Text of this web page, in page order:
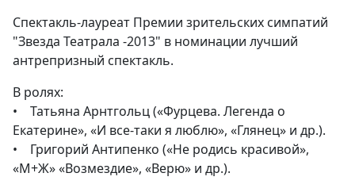
Спектакль-лауреат Премии зрительских симпатий
"Звезда Театрала -2013" в номинации лучший
антрепризный спектакль.
В ролях:
• Татьяна Арнтгольц («Фурцева. Легенда о
Екатерине», «И все-таки я люблю», «Глянец» и др.).
• Григорий Антипенко («Не родись красивой»,
«М+Ж» «Возмездие», «Верю» и др.).